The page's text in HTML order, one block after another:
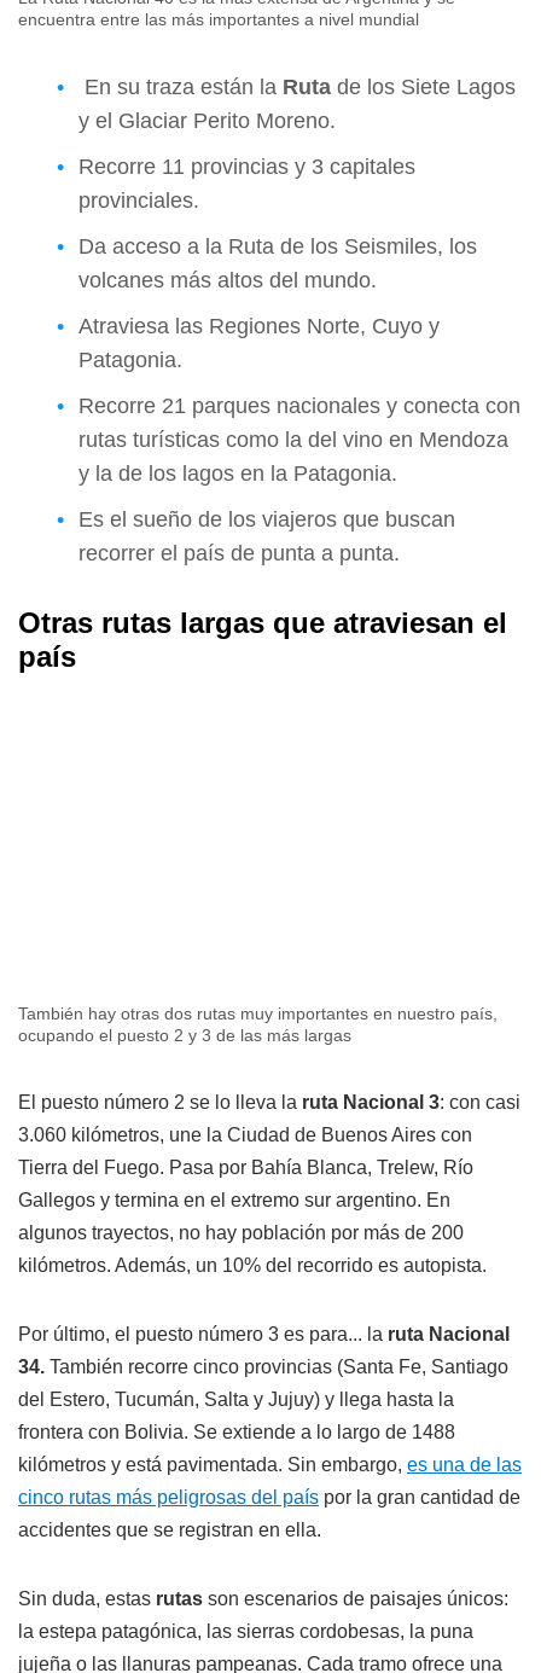
encuentra entre las más importantes a nivel mundial
En su traza están la Ruta de los Siete Lagos
y el Glaciar Perito Moreno.
Recorre 11 provincias y 3 capitales
provinciales.
Da acceso a la Ruta de los Seismiles, los
volcanes más altos del mundo.
Atraviesa las Regiones Norte, Cuyo y
Patagonia.
Recorre 21 parques nacionales y conecta con
rutas turísticas como la del vino en Mendoza
y la de los lagos en la Patagonia.
Es el sueño de los viajeros que buscan
recorrer el país de punta a punta.
Otras rutas largas que atraviesan el
país
También hay otras dos rutas muy importantes en nuestro país,
ocupando el puesto 2 y 3 de las más largas
El puesto número 2 se lo lleva la ruta Nacional 3: con casi
3.060 kilómetros, une la Ciudad de Buenos Aires con
Tierra del Fuego. Pasa por Bahía Blanca, Trelew, Río
Gallegos y termina en el extremo sur argentino. En
algunos trayectos, no hay población por más de 200
kilómetros. Además, un 10% del recorrido es autopista.
Por último, el puesto número 3 es para... la ruta Nacional
34. También recorre cinco provincias (Santa Fe, Santiago
del Estero, Tucumán, Salta y Jujuy) y llega hasta la
frontera con Bolivia. Se extiende a lo largo de 1488
kilómetros y está pavimentada. Sin embargo, es una de las
cinco rutas más peligrosas del país por la gran cantidad de
accidentes que se registran en ella.
Sin duda, estas rutas son escenarios de paisajes únicos:
la estepa patagónica, las sierras cordobesas, la puna
jujeña o las llanuras pampeanas. Cada tramo ofrece una